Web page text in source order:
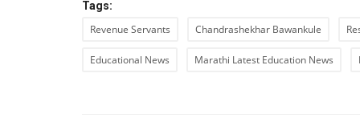
Tags:
Revenue Servants Chandrashekhar Bawankule
Educational News Marathi Latest Education News